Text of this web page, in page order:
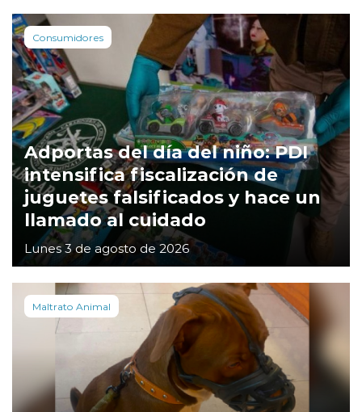
Consumidores
Adportas del día del niño: PDI
intensifica fiscalización de
juguetes falsificados y hace un
llamado al cuidado
Lunes 3 de agosto de 2026
Maltrato Animal